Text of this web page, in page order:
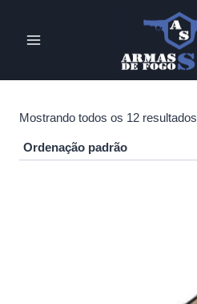
Mostrando todos os 12 resultados